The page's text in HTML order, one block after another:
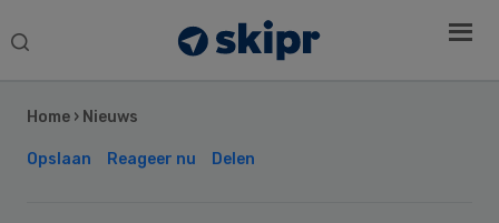
Search
Home › Nieuws
Opslaan Reageer nu Delen
Sidebar